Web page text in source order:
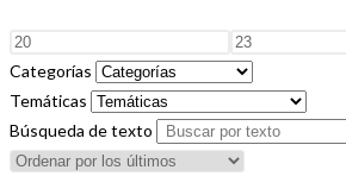
Categorías
Temáticas
Búsqueda de texto